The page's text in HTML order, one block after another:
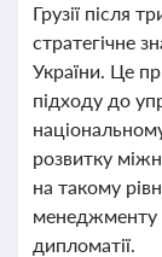
Грузії після
стратегічне
України. Це
підходу до
розвитку
на такому
менеджменту
дипломатії.